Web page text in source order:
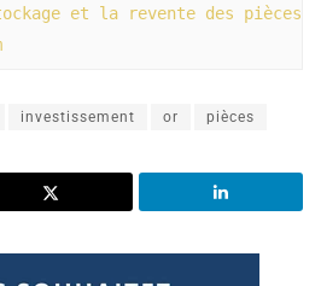
et la revente des pièces
investissement or pièces